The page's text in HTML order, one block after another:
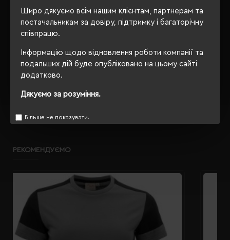
Щиро дякуємо всім нашим клієнтам, партнерам та
постачальникам за довіру, підтримку і багаторічну
співпрацю.
Інформацію щодо відновлення роботи компанії та
подальших дій буде опубліковано на цьому сайті
додатково.
Дякуємо за розуміння.
Більше не показувати.
Сертифікація
OEKO-TEX® Standard 100,
PETA-Approved Vegan
ОПИС
ВІДГУКИ
РЕКОМЕНДУЄМО